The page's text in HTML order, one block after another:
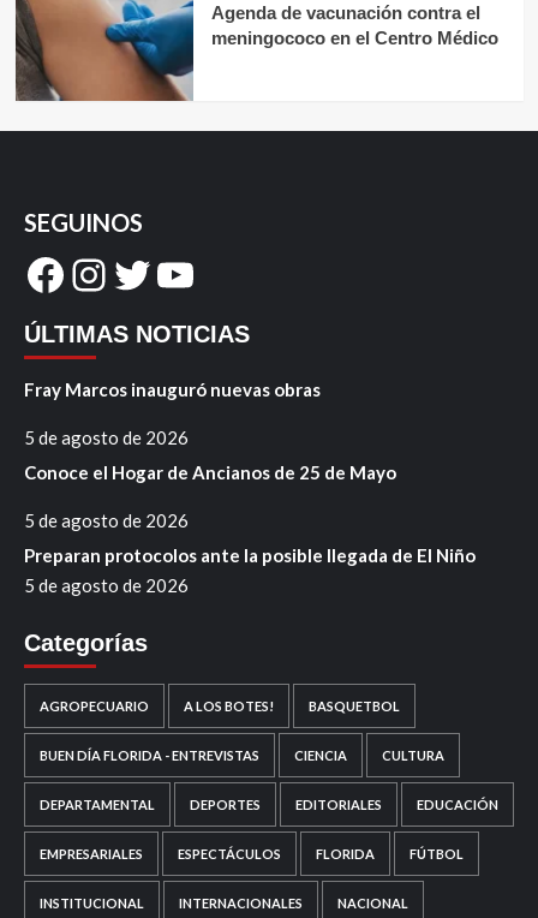
Agenda de vacunación contra el
meningococo en el Centro Médico
SEGUINOS
Facebook
Instagram
Twitter
YouTube
ÚLTIMAS NOTICIAS
Fray Marcos inauguró nuevas obras
5 de agosto de 2026
Conoce el Hogar de Ancianos de 25 de Mayo
5 de agosto de 2026
Preparan protocolos ante la posible llegada de El Niño
5 de agosto de 2026
Categorías
AGROPECUARIO A LOS BOTES! BASQUETBOL
BUEN DÍA FLORIDA - ENTREVISTAS CIENCIA CULTURA
DEPARTAMENTAL DEPORTES EDITORIALES EDUCACIÓN
EMPRESARIALES ESPECTÁCULOS FLORIDA FÚTBOL
INSTITUCIONAL INTERNACIONALES NACIONAL